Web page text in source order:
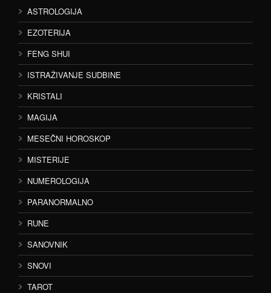
ASTROLOGIJA
EZOTERIJA
FENG SHUI
ISTRAŽIVANJE SUDBINE
KRISTALI
MAGIJA
MESEČNI HOROSKOP
MISTERIJE
NUMEROLOGIJA
PARANORMALNO
RUNE
SANOVNIK
SNOVI
TAROT